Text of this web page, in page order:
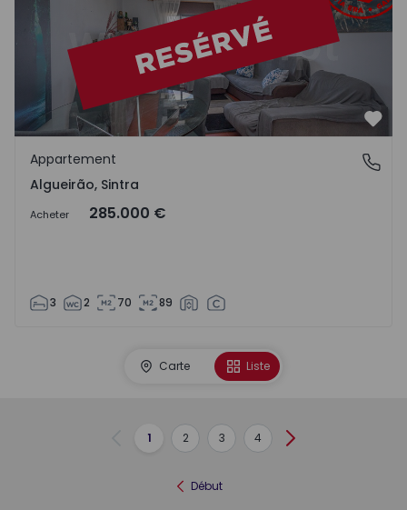
Algueirão, Sintra
Appartement
Algueirão, Sintra
Acheter 285.000 €
3 2 70 89
Carte Liste
Précédent
1 2 3 4 Suivant
Début